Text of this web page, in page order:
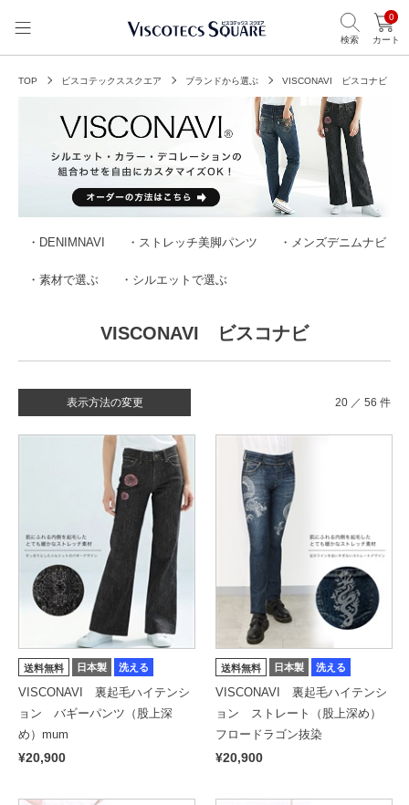
検索
0
カート
TOP ビスコテックススクエア ブランドから選ぶ VISCONAVI ビスコナビ
・ DENIMNAVI ・ ストレッチ美脚パンツ ・ メンズデニムナビ
・ 素材で選ぶ ・ シルエットで選ぶ
VISCONAVI ビスコナビ
表示方法の変更 20 ／ 56 件
送料無料 日本製 洗える
VISCONAVI 裏起毛ハイテンシ
ョン バギーパンツ（股上深
め）mum
¥20,900
送料無料 日本製 洗える
VISCONAVI 裏起毛ハイテンシ
ョン ストレート（股上深め）
フロードラゴン抜染
¥20,900